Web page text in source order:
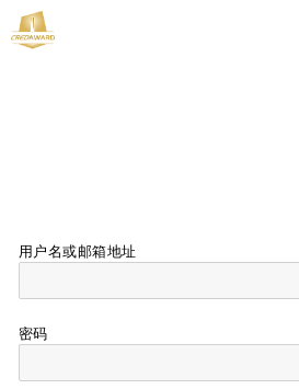
用户名或邮箱地址
密码